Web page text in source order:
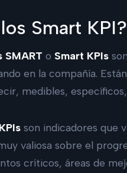
Smart KPI?
SMART o Smart KPIs
en la compañía.
medibles,
son indicadores que
valiosa sobre el
críticos, áreas de